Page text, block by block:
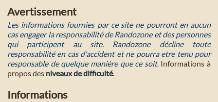
Avertissement
Les informations fournies par ce site ne pourront en aucun
cas engager la responsabilité de Randozone et des personnes
qui participent au site. Randozone décline toute
responsabilité en cas d'accident et ne pourra etre tenu pour
responsable de quelque manière que ce soit. Informations à
propos des niveaux de difficulté.
Informations